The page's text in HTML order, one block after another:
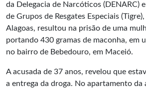
da Delegacia de Narcóticos (DENARC)
de Grupos de Resgates Especiais
Alagoas, resultou na prisão de uma
portando 430 gramas de maconha, em
no bairro de Bebedouro, em Maceió.
A acusada de 37 anos, revelou que
a entrega da droga. No apartamento da